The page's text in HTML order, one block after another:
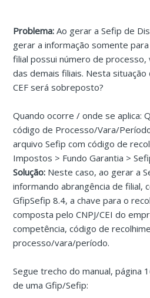
Problema:Ao gerar a Sefip de
gerar a informação somente
filial possui número de
das demais filiais. Nesta
CEF será sobreposto?
Quando ocorre / onde se aplica:
código de Processo/Vara/
arquivo Sefip com código de
Impostos > Fundo Garantia >
Solução: Neste caso, ao gerar a
informando abrangência de filial,
GfipSefip 8.4, a chave para o
composta pelo CNPJ/CEI do
competência, código de
processo/vara/período.
Segue trecho do manual, página
de uma Gfip/Sefip: